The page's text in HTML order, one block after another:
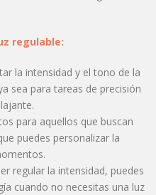
regulable:
la intensidad y el tono de la
sea para tareas de precisión
para aquellos que buscan
puedes personalizar la
regular la intensidad, puedes
cuando no necesitas una luz